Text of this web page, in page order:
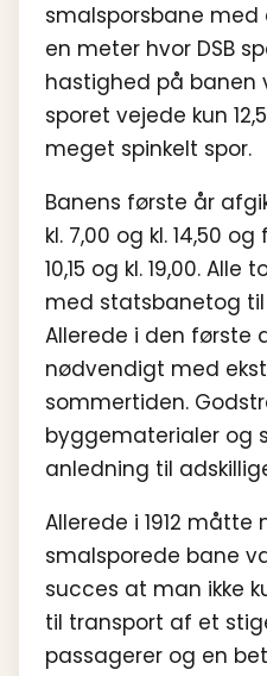
smalsporsbane
en meter hvor DSB
hastighed på
sporet vejede kun
meget spinkelt spor.
Banens første år
kl. 7,00 og kl. 14,50
10,15 og kl. 19,00.
med statsbanetog til
Allerede i den første
nødvendigt med
sommertiden.
byggematerialer og
anledning til
Allerede i 1912
smalsporede bane
succes at man ikke
til transport af et
passagerer og en